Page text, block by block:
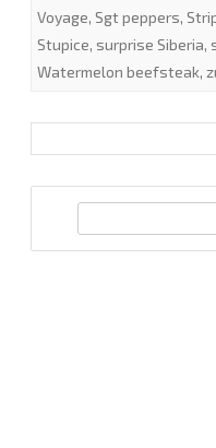
Voyage, Sgt peppers,
Stupice, surprise Siberia,
Watermelon beefsteak,